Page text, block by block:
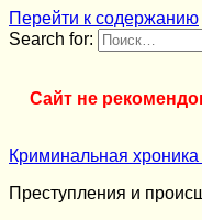
Перейти к содержанию
Search for:
Сайт не
Криминальная
Преступления и